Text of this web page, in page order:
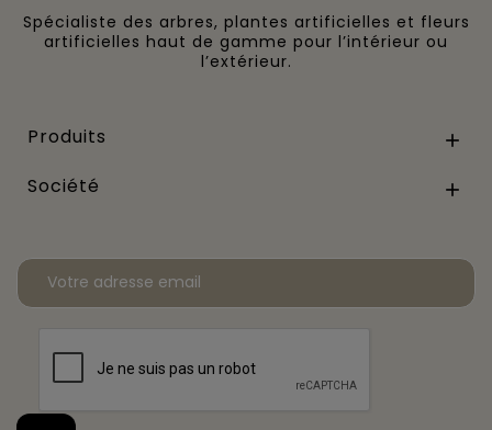
Spécialiste des arbres, plantes artificielles et fleurs
artificielles haut de gamme pour l’intérieur ou
l’extérieur.
Produits 
Société 